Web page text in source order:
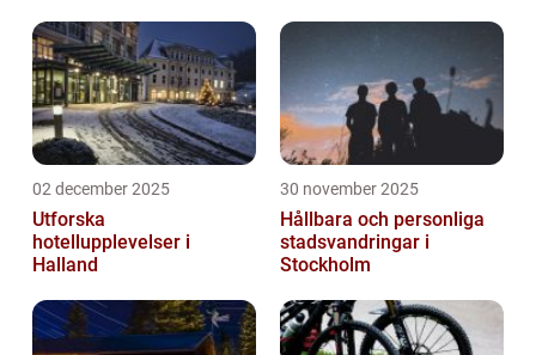
02 december 2025
Utforska
hotellupplevelser i
Halland
30 november 2025
Hållbara och personliga
stadsvandringar i
Stockholm